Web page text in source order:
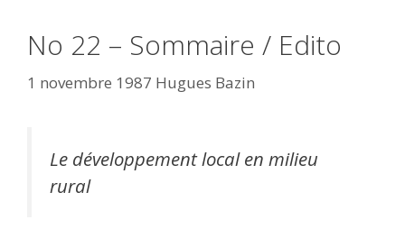
No 22 – Sommaire / Edito
1 novembre 1987 Hugues Bazin
Le développement local en milieu
rural